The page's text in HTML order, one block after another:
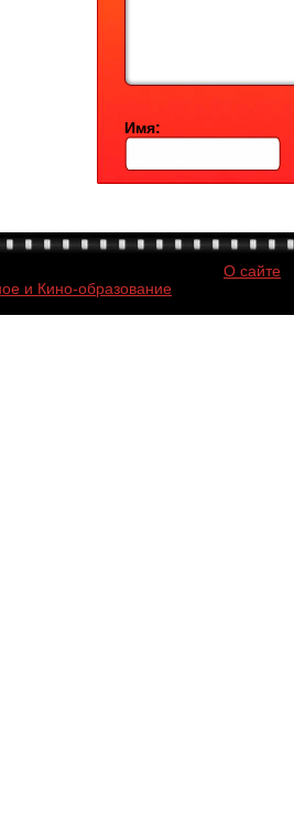
Имя:
и Кино-образование
О сайте